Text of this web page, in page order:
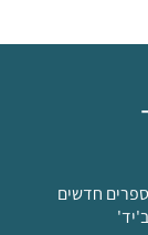
חדשים